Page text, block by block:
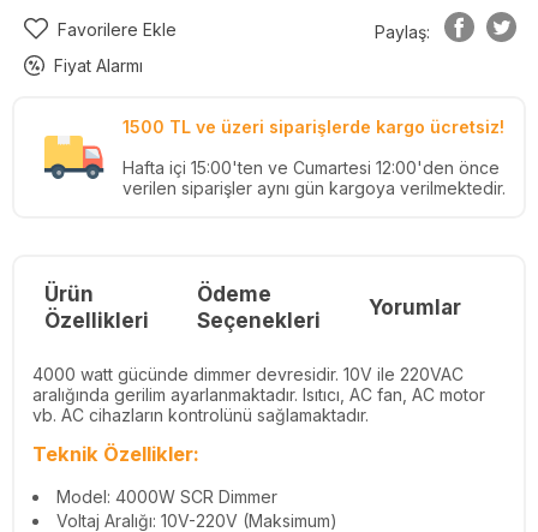
Favorilere Ekle
Fiyat Alarmı
Paylaş:
1500 TL ve üzeri siparişlerde kargo ücretsiz!
Hafta içi 15:00'ten ve Cumartesi 12:00'den önce
verilen siparişler aynı gün kargoya verilmektedir.
Ürün
Özellikleri
Ödeme
Seçenekleri
Yorumlar
4000 watt gücünde dimmer devresidir. 10V ile 220VAC
aralığında gerilim ayarlanmaktadır. Isıtıcı, AC fan, AC motor
vb. AC cihazların kontrolünü sağlamaktadır.
Teknik Özellikler:
Model: 4000W SCR Dimmer
Voltaj Aralığı: 10V-220V (Maksimum)